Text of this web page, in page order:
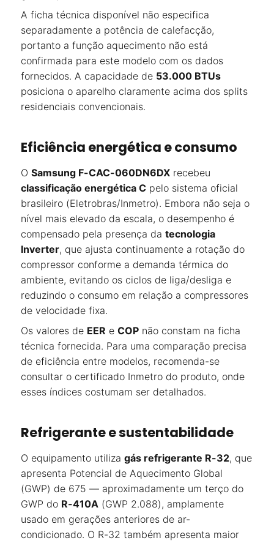
A ficha técnica disponível não especifica
separadamente a potência de calefacção,
portanto a função aquecimento não está
confirmada para este modelo com os dados
fornecidos. A capacidade de 53.000 BTUs
posiciona o aparelho claramente acima dos splits
residenciais convencionais.
Eficiência energética e consumo
O Samsung F-CAC-060DN6DX recebeu
classificação energética C pelo sistema oficial
brasileiro (Eletrobras/Inmetro). Embora não seja o
nível mais elevado da escala, o desempenho é
compensado pela presença da tecnologia
Inverter, que ajusta continuamente a rotação do
compressor conforme a demanda térmica do
ambiente, evitando os ciclos de liga/desliga e
reduzindo o consumo em relação a compressores
de velocidade fixa.
Os valores de EER e COP não constam na ficha
técnica fornecida. Para uma comparação precisa
de eficiência entre modelos, recomenda-se
consultar o certificado Inmetro do produto, onde
esses índices costumam ser detalhados.
Refrigerante e sustentabilidade
O equipamento utiliza gás refrigerante R-32, que
apresenta Potencial de Aquecimento Global
(GWP) de 675 — aproximadamente um terço do
GWP do R-410A (GWP 2.088), amplamente
usado em gerações anteriores de ar-
condicionado. O R-32 também apresenta maior